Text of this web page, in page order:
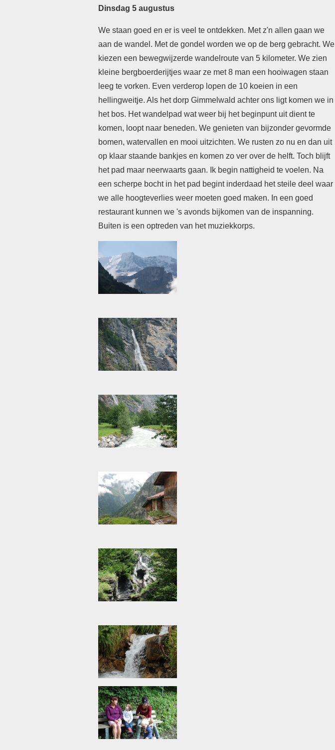
Dinsdag 5 augustus
We staan goed en er is veel te ontdekken. Met z'n allen gaan we
aan de wandel. Met de gondel worden we op de berg gebracht. We
kiezen een bewegwijzerde wandelroute van 5 kilometer. We zien
kleine bergboerderijtjes waar ze met 8 man een hooiwagen staan
leeg te vorken. Even verderop lopen de 10 koeien in een
hellingweitje. Als het dorp Gimmelwald achter ons ligt komen we in
het bos. Het wandelpad wat weer bij het beginpunt uit dient te
komen, loopt naar beneden. We genieten van bijzonder gevormde
bomen, watervallen en mooi uitzichten. We rusten zo nu en dan uit
op klaar staande bankjes en komen zo ver over de helft. Toch blijft
het pad maar neerwaarts gaan. Ik begin nattigheid te voelen. Na
een scherpe bocht in het pad begint inderdaad het steile deel waar
we alle hoogteverlies weer moeten goed maken. In een goed
restaurant kunnen we 's avonds bijkomen van de inspanning.
Buiten is een optreden van het muziekkorps.